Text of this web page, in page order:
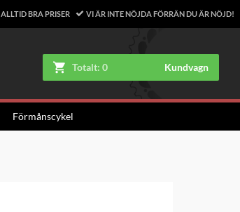
ALLTID BRA PRISER VI ÄR INTE NÖJDA FÖRRÄN DU ÄR NÖJD!
Totalt: 0 Kundvagn
Förmånscykel